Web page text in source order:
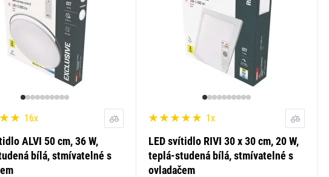
16x
ALVI 50 cm, 36 W,
bílá, stmívatelné s
1x
LED svítidlo RIVI 30 x 30 cm, 20 W,
teplá-studená bílá, stmívatelné s
ovladačem